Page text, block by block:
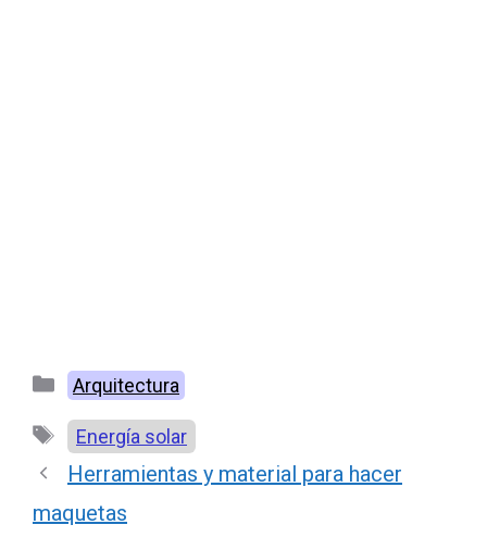
Categorías
Arquitectura
Etiquetas
Energía solar
Herramientas y material para hacer
maquetas